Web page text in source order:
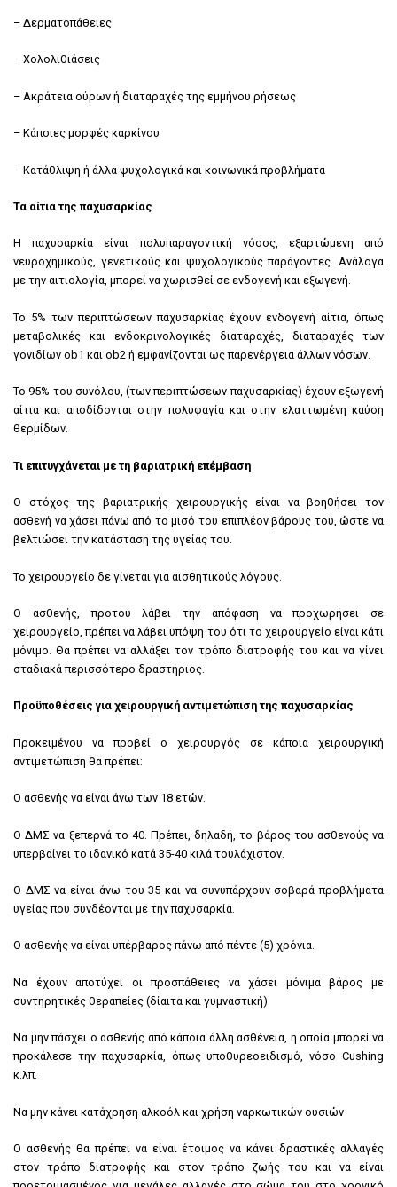
– Δερματοπάθειες
– Χολολιθιάσεις
– Ακράτεια ούρων ή διαταραχές της εμμήνου ρήσεως
– Κάποιες μορφές καρκίνου
– Κατάθλιψη ή άλλα ψυχολογικά και κοινωνικά προβλήματα
Τα αίτια της παχυσαρκίας
Η παχυσαρκία είναι πoλυπαραγοντική νόσος, εξαρτώμενη από
νευροχημικούς, γενετικούς και ψυχολογικούς παράγοντες. Ανάλογα
με την αιτιολογία, μπορεί να χωρισθεί σε ενδογενή και εξωγενή.
Το 5% των περιπτώσεων παχυσαρκίας έχουν ενδογενή αίτια, όπως
μεταβολικές και ενδοκρινολογικές διαταραχές, διαταραχές των
γονιδίων ob1 και ob2 ή εμφανίζονται ως παρενέργεια άλλων νόσων.
Το 95% του συνόλου, (των περιπτώσεων παχυσαρκίας) έχουν εξωγενή
αίτια και αποδίδονται στην πολυφαγία και στην ελαττωμένη καύση
θερμίδων.
Τι επιτυγχάνεται με τη βαριατρική επέμβαση
Ο στόχος της βαριατρικής χειρουργικής είναι να βοηθήσει τον
ασθενή να χάσει πάνω από το μισό του επιπλέον βάρους του, ώστε να
βελτιώσει την κατάσταση της υγείας του.
Το χειρουργείο δε γίνεται για αισθητικούς λόγους.
Ο ασθενής, προτού λάβει την απόφαση να προχωρήσει σε
χειρουργείο, πρέπει να λάβει υπόψη του ότι το χειρουργείο είναι κάτι
μόνιμο. Θα πρέπει να αλλάξει τον τρόπο διατροφής του και να γίνει
σταδιακά περισσότερο δραστήριος.
Προϋποθέσεις για χειρουργική αντιμετώπιση της παχυσαρκίας
Προκειμένου να προβεί ο χειρουργός σε κάποια χειρουργική
αντιμετώπιση θα πρέπει:
Ο ασθενής να είναι άνω των 18 ετών.
Ο ΔMΣ να ξεπερνά το 40. Πρέπει, δηλαδή, το βάρος του ασθενούς να
υπερβαίνει το ιδανικό κατά 35-40 κιλά τουλάχιστον.
Ο ΔMΣ να είναι άνω του 35 και να συνυπάρχουν σοβαρά προβλήματα
υγείας που συνδέονται με την παχυσαρκία.
Ο ασθενής να είναι υπέρβαρος πάνω από πέντε (5) χρόνια.
Να έχουν αποτύχει οι προσπάθειες να χάσει μόνιμα βάρος με
συντηρητικές θεραπείες (δίαιτα και γυμναστική).
Να μην πάσχει ο ασθενής από κάποια άλλη ασθένεια, η οποία μπορεί να
προκάλεσε την παχυσαρκία, όπως υποθυρεοειδισμό, νόσο Cushing
κ.λπ.
Να μην κάνει κατάχρηση αλκοόλ και χρήση ναρκωτικών ουσιών
Ο ασθενής θα πρέπει να είναι έτοιμος να κάνει δραστικές αλλαγές
στον τρόπο διατροφής και στον τρόπο ζωής του και να είναι